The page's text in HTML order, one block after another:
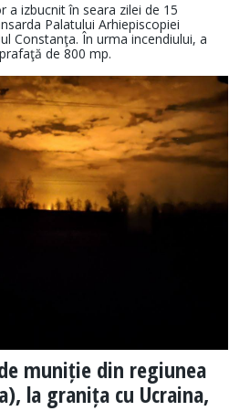
a izbucnit în seara zilei de 15
Palatului Arhiepiscopiei
Constanţa. În urma incendiului, a
de 800 mp.
muniție din regiunea
la granița cu Ucraina,